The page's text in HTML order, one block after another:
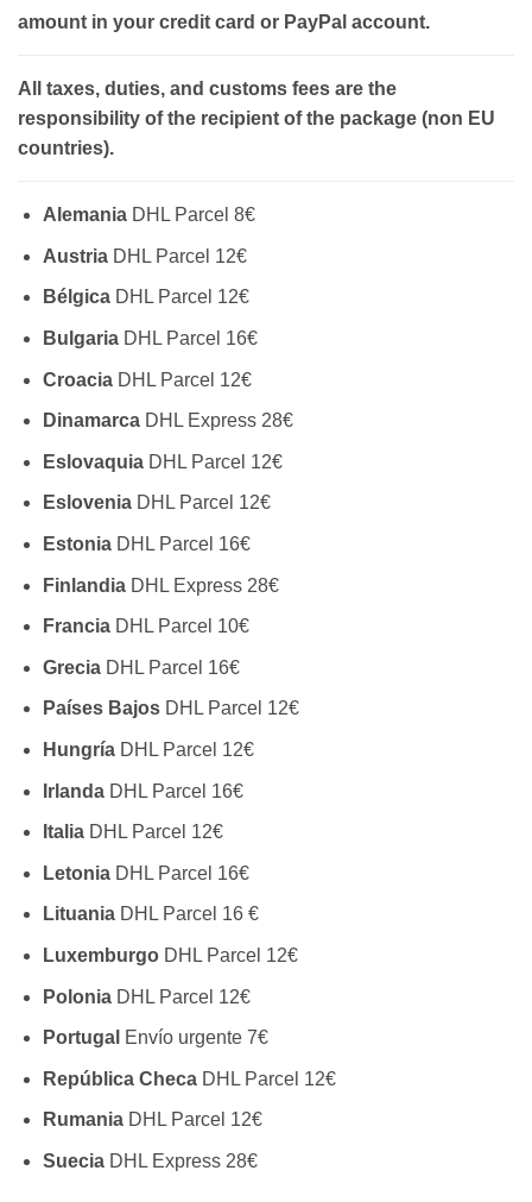
amount in your credit card or PayPal account.
All taxes, duties, and customs fees are the
responsibility of the recipient of the package (non EU
countries).
AlemaniaDHL Parcel 8€
AustriaDHL Parcel 12€
BélgicaDHL Parcel 12€
BulgariaDHL Parcel 16€
CroaciaDHL Parcel 12€
DinamarcaDHL Express 28€
EslovaquiaDHL Parcel 12€
EsloveniaDHL Parcel 12€
EstoniaDHL Parcel 16€
FinlandiaDHL Express 28€
FranciaDHL Parcel 10€
GreciaDHL Parcel 16€
Países BajosDHL Parcel 12€
HungríaDHL Parcel 12€
IrlandaDHL Parcel 16€
ItaliaDHL Parcel 12€
LetoniaDHL Parcel 16€
LituaniaDHL Parcel 16 €
LuxemburgoDHL Parcel 12€
PoloniaDHL Parcel 12€
Portugal Envío urgente 7€
República ChecaDHL Parcel 12€
RumaniaDHL Parcel 12€
SueciaDHL Express 28€